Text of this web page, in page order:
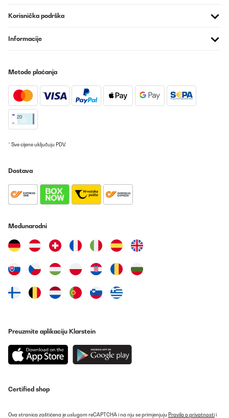
Korisnička podrška
Informacije
Metode plaćanja
* Sve cijene uključuju PDV.
Dostava
Međunarodni
Preuzmite aplikaciju Klarstein
Certified shop
Ova stranica zaštićena je uslugom reCAPTCHA i na nju se primjenjuju Pravila o privatnostii